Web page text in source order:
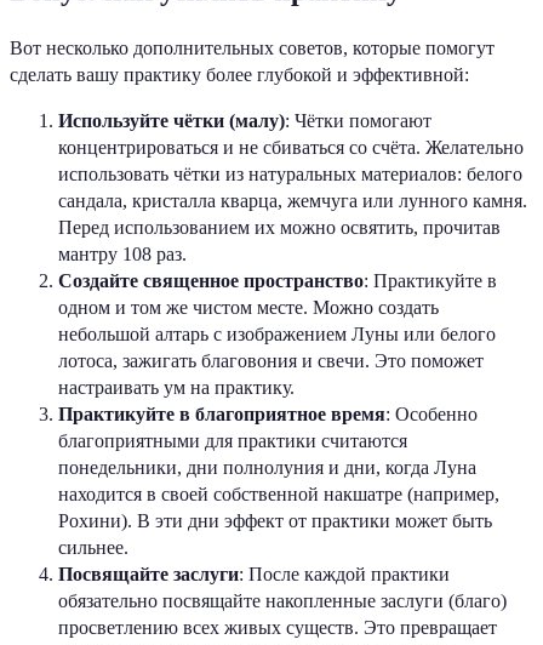
Вот несколько дополнительных советов, которые помогут
сделать вашу практику более глубокой и эффективной:
Используйте чётки (малу): Чётки помогают
концентрироваться и не сбиваться со счёта. Желательно
использовать чётки из натуральных материалов: белого
сандала, кристалла кварца, жемчуга или лунного камня.
Перед использованием их можно освятить, прочитав
мантру 108 раз.
Создайте священное пространство: Практикуйте в
одном и том же чистом месте. Можно создать
небольшой алтарь с изображением Луны или белого
лотоса, зажигать благовония и свечи. Это поможет
настраивать ум на практику.
Практикуйте в благоприятное время: Особенно
благоприятными для практики считаются
понедельники, дни полнолуния и дни, когда Луна
находится в своей собственной накшатре (например,
Рохини). В эти дни эффект от практики может быть
сильнее.
Посвящайте заслуги: После каждой практики
обязательно посвящайте накопленные заслуги (благо)
просветлению всех живых существ. Это превращает